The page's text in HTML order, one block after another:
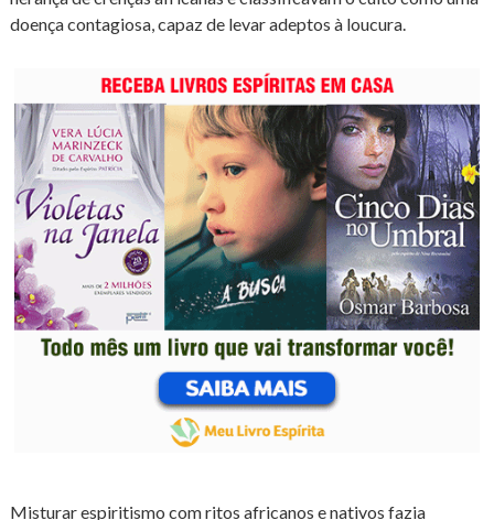
doença contagiosa, capaz de levar adeptos à loucura.
Misturar espiritismo com ritos africanos e nativos fazia